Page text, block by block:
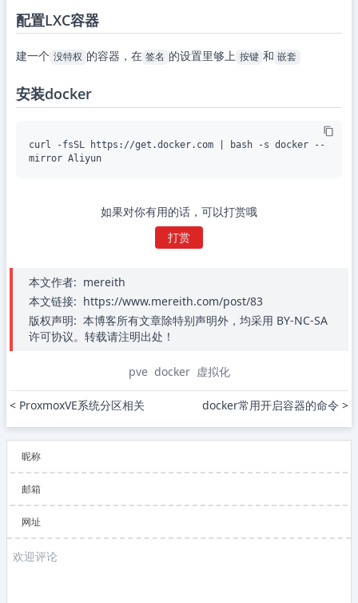
配置LXC容器
建一个 没特权 的容器，在 签名 的设置里够上 按键 和 嵌套
安装docker
curl -fsSL https://get.docker.com | bash -s docker --
如果对你有用的话，可以打赏哦
打赏
本文作者: mereith
本文链接: https://www.mereith.com/post/83
版权声明: 本博客所有文章除特别声明外，均采用 BY-NC-SA
许可协议。转载请注明出处！
pve docker 虚拟化
< ProxmoxVE系统分区相关 docker常用开启容器的命令 >
昵称
邮箱
网址